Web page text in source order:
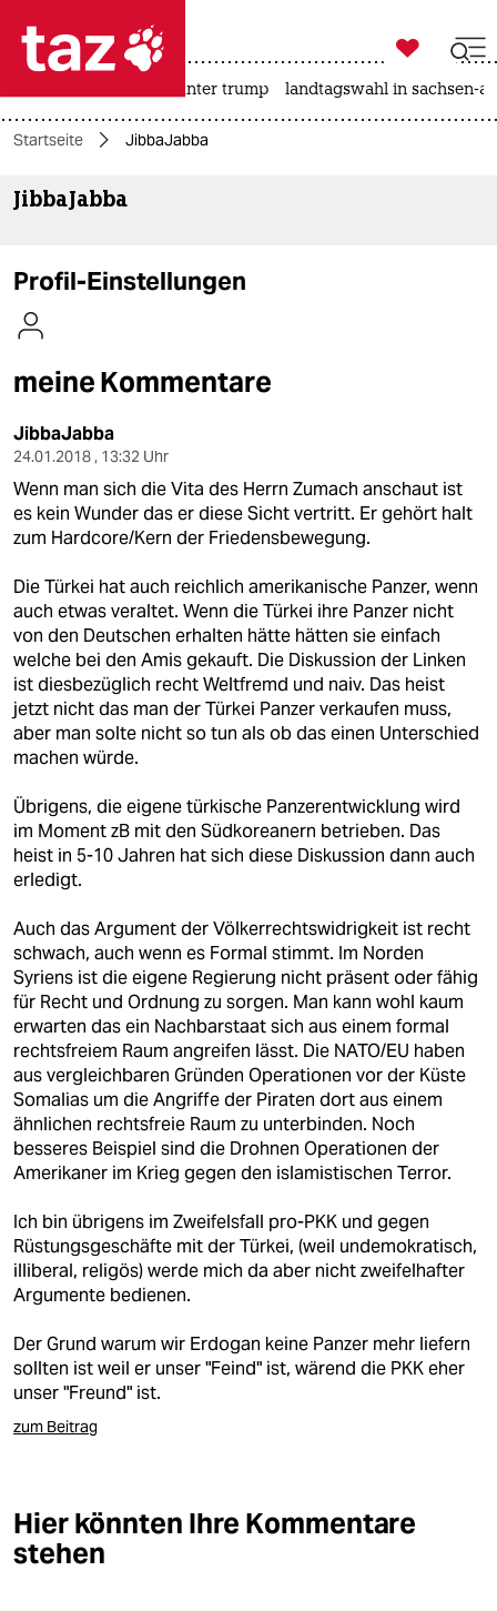
 taz zahl ich
taz zahl ich
themen
kultur
sport
berlin
nord
wahrheit
verlag
verlag
veranstaltungen
fragen & hilfe
unterstützen
genossenschaft
epaper login

taz zahl ich
usa unter trump landtagswahl in sachsen-
Startseite JibbaJabba
JibbaJabba
Profil-Einstellungen
meine Kommentare
JibbaJabba
24.01.2018 , 13:32 Uhr
Wenn man sich die Vita des Herrn Zumach anschaut ist
es kein Wunder das er diese Sicht vertritt. Er gehört halt
zum Hardcore/Kern der Friedensbewegung.
Die Türkei hat auch reichlich amerikanische Panzer, wenn
auch etwas veraltet. Wenn die Türkei ihre Panzer nicht
von den Deutschen erhalten hätte hätten sie einfach
welche bei den Amis gekauft. Die Diskussion der Linken
ist diesbezüglich recht Weltfremd und naiv. Das heist
jetzt nicht das man der Türkei Panzer verkaufen muss,
aber man solte nicht so tun als ob das einen Unterschied
machen würde.
Übrigens, die eigene türkische Panzerentwicklung wird
im Moment zB mit den Südkoreanern betrieben. Das
heist in 5-10 Jahren hat sich diese Diskussion dann auch
erledigt.
Auch das Argument der Völkerrechtswidrigkeit ist recht
schwach, auch wenn es Formal stimmt. Im Norden
Syriens ist die eigene Regierung nicht präsent oder fähig
für Recht und Ordnung zu sorgen. Man kann wohl kaum
erwarten das ein Nachbarstaat sich aus einem formal
rechtsfreiem Raum angreifen lässt. Die NATO/EU haben
aus vergleichbaren Gründen Operationen vor der Küste
Somalias um die Angriffe der Piraten dort aus einem
ähnlichen rechtsfreie Raum zu unterbinden. Noch
besseres Beispiel sind die Drohnen Operationen der
Amerikaner im Krieg gegen den islamistischen Terror.
Ich bin übrigens im Zweifelsfall pro-PKK und gegen
Rüstungsgeschäfte mit der Türkei, (weil undemokratisch,
illiberal, religös) werde mich da aber nicht zweifelhafter
Argumente bedienen.
Der Grund warum wir Erdogan keine Panzer mehr liefern
sollten ist weil er unser "Feind" ist, wärend die PKK eher
unser "Freund" ist.
zum Beitrag
Hier könnten Ihre Kommentare
stehen